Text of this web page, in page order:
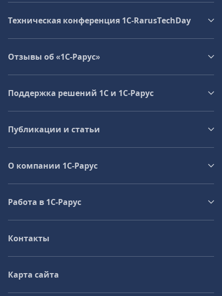
Техническая конференция 1C‑RarusTechDay
Отзывы об «1С-Рарус»
Поддержка решений 1С и 1С‑Рарус
Публикации и статьи
О компании 1C-Рарус
Работа в 1С‑Рарус
Контакты
Карта сайта